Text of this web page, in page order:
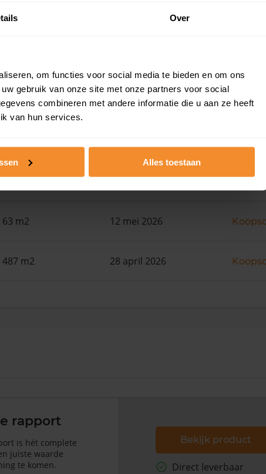
Over
om functies voor social media te bieden en om ons
gebruik van onze site met onze partners voor social
combineren met andere informatie die u aan ze heeft
van hun services.
Alles toestaan
Andere
63 m2 01 juni 2026
2.196 m2 18 mei 2026
63 m2 12 mei 2026
487 m2 28 april 2026
rapport
is hét complete
juiste waarde
te komen.
Bekijk product
Direct leverbaar